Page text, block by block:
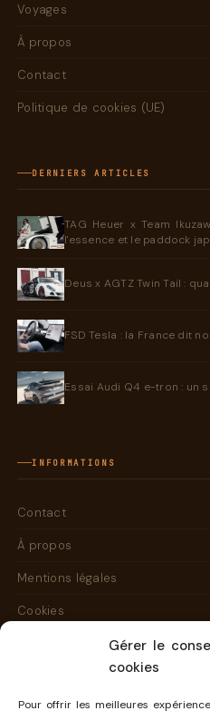
Gérer le
cookies
Pour offrir les meilleures
Voyages
À propos
Contact
Politique de cookies (UE)
DERNIERS ARTICLES
TAG Heuer x Team
l'essence et le paddock
Deus x AGTZ Twin Tail :
FSD Tesla : la France dit
Essai Audi Q4 e-tron : un
INFORMATIONS
Contact
À propos
Mentions légales
Cookies
CONTACT@KAMBOUIS.COM